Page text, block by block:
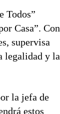
Todos”
Casa”. Con
supervisa
legalidad y la
la jefa de
estos